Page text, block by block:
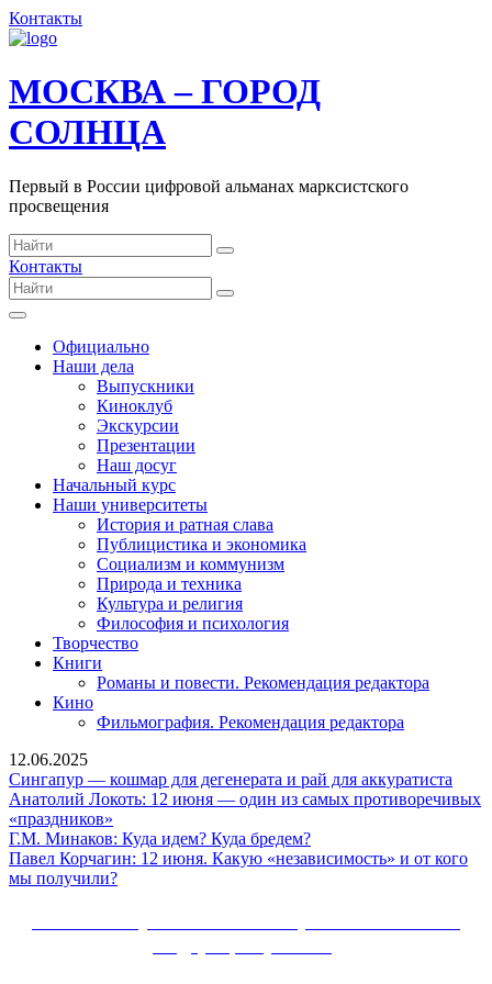
Контакты
МОСКВА – ГОРОД
СОЛНЦА
Первый в России цифровой альманах марксистского
просвещения
Контакты
Официально
Наши дела
Выпускники
Киноклуб
Экскурсии
Презентации
Наш досуг
Начальный курс
Наши университеты
История и ратная слава
Публицистика и экономика
Социализм и коммунизм
Природа и техника
Культура и религия
Философия и психология
Творчество
Книги
Романы и повести. Рекомендация редактора
Кино
Фильмография. Рекомендация редактора
12.06.2025
Сингапур — кошмар для дегенерата и рай для аккуратиста
—
Анатолий Локоть: 12 июня — один из самых противоречивых
«праздников»
Локоть:
12
июня
из
самых
Г.М. Минаков: Куда идем? Куда бредем?Г.М.
Минаков:
бредем?
Павел Корчагин: 12 июня. Какую «независимость» и от кого
мы получили?Павел
июня.
Какую